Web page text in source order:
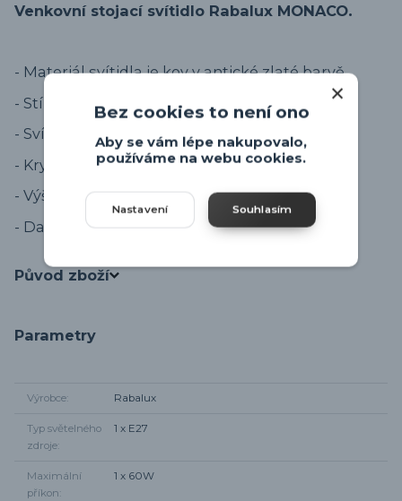
Venkovní stojací svítidlo Rabalux MONACO.
- Materiál svítidla je kov v antické zlaté barvě.
- Stínidlo skleněné.
- Svítidlo na žárovku E27, není součástí.
- Krytí proti vlhkosti IP43.
- Výška 106cm.
- Další svítidla ze série
MONACO.
Původ zboží
Parametry
Výrobce Rabalux
Typ světelného
zdroje
1 x E27
Maximální
příkon
1 x 60W
Bez cookies to není ono
Aby se vám lépe nakupovalo,
používáme na webu cookies.
Nastavení Souhlasím